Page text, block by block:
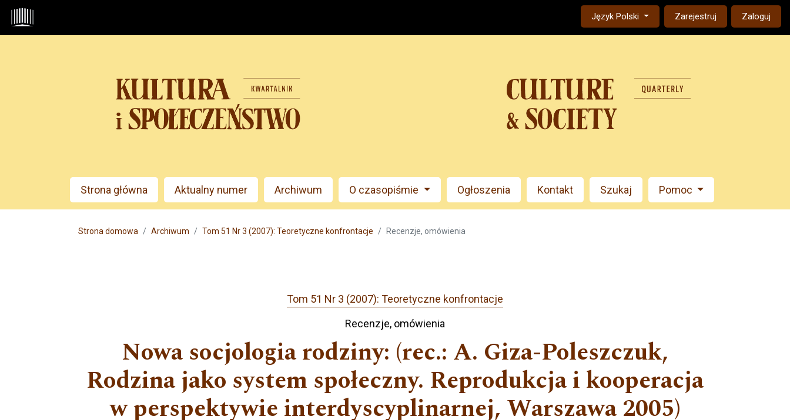
Przejdź do głównego menu
Przejdź do sekcji głównej
Przejdź do stopki
Change the language. The current language is:
Język Polski
Admin menu Zarejestruj Zaloguj
Main menu
Strona główna Aktualny numer Archiwum O czasopiśmie Ogłoszenia Kontakt Szukaj Pomoc
Strona domowa Archiwum Tom 51 Nr 3 (2007): Teoretyczne konfrontacje Recenzje, omówienia
Tom 51 Nr 3 (2007): Teoretyczne konfrontacje
Recenzje, omówienia
Nowa socjologia rodziny: (rec.: A. Giza-Poleszczuk,
Rodzina jako system społeczny. Reprodukcja i kooperacja
w perspektywie interdyscyplinarnej, Warszawa 2005)